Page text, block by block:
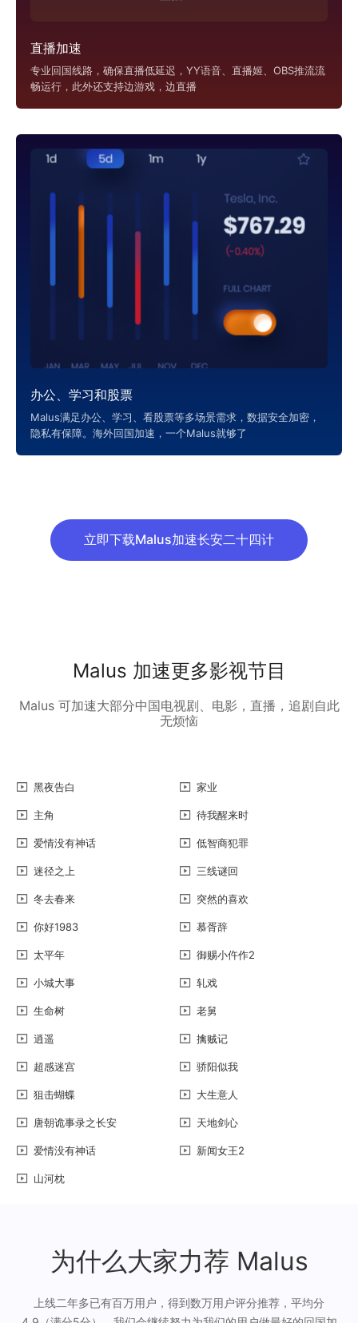
直播加速
专业回国线路，确保直播低延迟，YY语音、直播姬、OBS推流流
畅运行，此外还支持边游戏，边直播
办公、学习和股票
Malus满足办公、学习、看股票等多场景需求，数据安全加密，
隐私有保障。海外回国加速，一个Malus就够了
立即下载Malus加速长安二十四计
Malus 加速更多影视节目
Malus 可加速大部分中国电视剧、电影，直播，追剧自此
无烦恼
黑夜告白 家业
主角 待我醒来时
爱情没有神话 低智商犯罪
迷径之上 三线谜回
冬去春来 突然的喜欢
你好1983 慕胥辞
太平年 御赐小仵作2
小城大事 轧戏
生命树 老舅
逍遥 擒贼记
超感迷宫 骄阳似我
狙击蝴蝶 大生意人
唐朝诡事录之长安 天地剑心
爱情没有神话 新闻女王2
山河枕
为什么大家力荐 Malus
上线二年多已有百万用户，得到数万用户评分推荐，平均分